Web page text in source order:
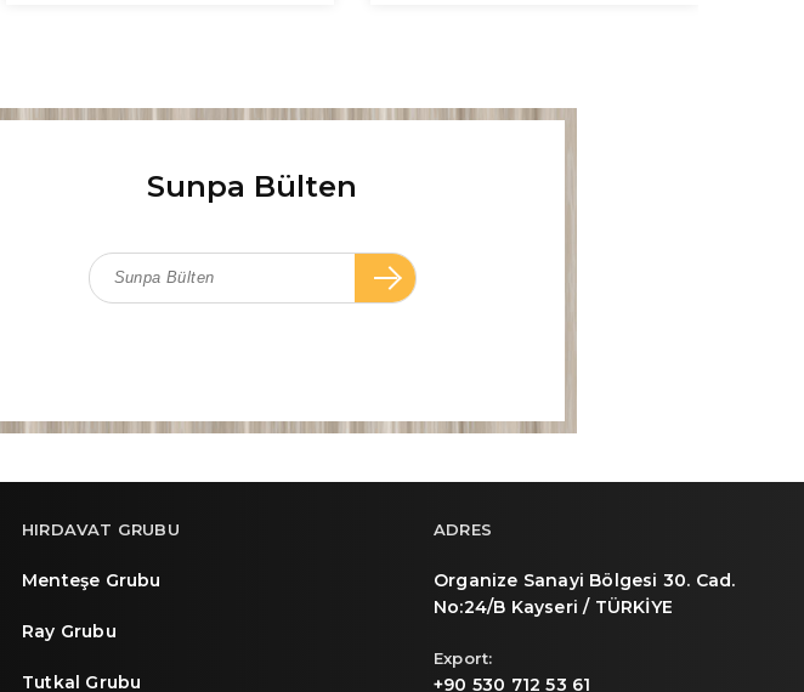
Sunpa Bülten
HIRDAVAT GRUBU
Menteşe Grubu
Ray Grubu
Tutkal Grubu
ADRES
Organize Sanayi Bölgesi 30. Cad.
No:24/B Kayseri / TÜRKİYE
Export:
+90 530 712 53 61